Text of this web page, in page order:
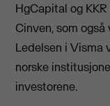
HgCapital og
Cinven, som
Ledelsen i Visma
norske
investorene.